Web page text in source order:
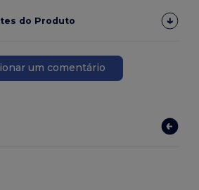
do Produto
um comentário